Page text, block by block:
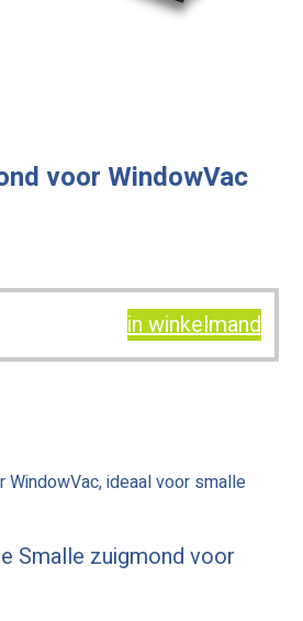
voor WindowVac
in winkelmand
WindowVac, ideaal voor smalle
Smalle zuigmond voor